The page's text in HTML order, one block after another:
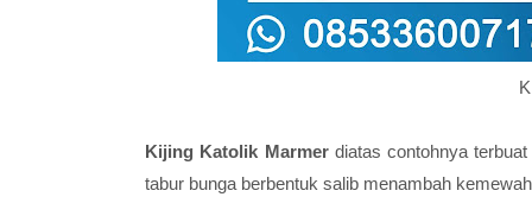
Kijing Katolik Marmerdiatas contohnya
tabur bunga berbentuk salib menambah